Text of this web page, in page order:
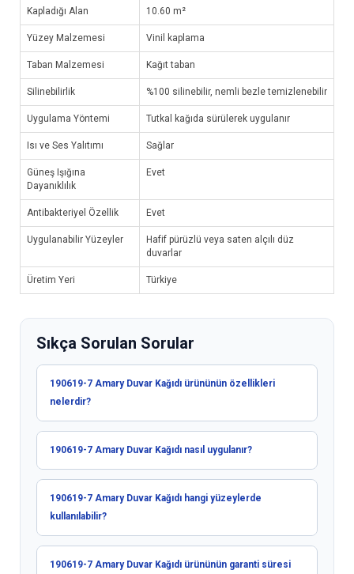
Kapladığı Alan 10.60 m²
Yüzey Malzemesi Vinil kaplama
Taban Malzemesi Kağıt taban
Silinebilirlik %100 silinebilir, nemli bezle temizlenebilir
Uygulama Yöntemi Tutkal kağıda sürülerek uygulanır
Isı ve Ses Yalıtımı Sağlar
Güneş Işığına
Dayanıklılık
Evet
Antibakteriyel Özellik Evet
Uygulanabilir Yüzeyler
Hafif pürüzlü veya saten alçılı düz
duvarlar
Üretim Yeri Türkiye
Sıkça Sorulan Sorular
190619-7 Amary Duvar Kağıdı ürününün özellikleri
nelerdir?
190619-7 Amary Duvar Kağıdı nasıl uygulanır?
190619-7 Amary Duvar Kağıdı hangi yüzeylerde
kullanılabilir?
190619-7 Amary Duvar Kağıdı ürününün garanti süresi